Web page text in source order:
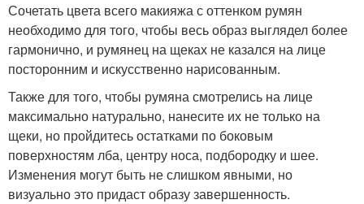
Сочетать цвета всего макияжа с оттенком румян
необходимо для того, чтобы весь образ выглядел более
гармонично, и румянец на щеках не казался на лице
посторонним и искусственно нарисованным.
Также для того, чтобы румяна смотрелись на лице
максимально натурально, нанесите их не только на
щеки, но пройдитесь остатками по боковым
поверхностям лба, центру носа, подбородку и шее.
Изменения могут быть не слишком явными, но
визуально это придаст образу завершенность.